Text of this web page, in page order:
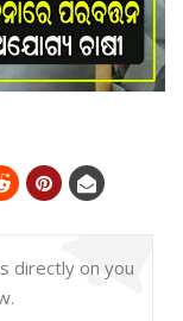
directly on you